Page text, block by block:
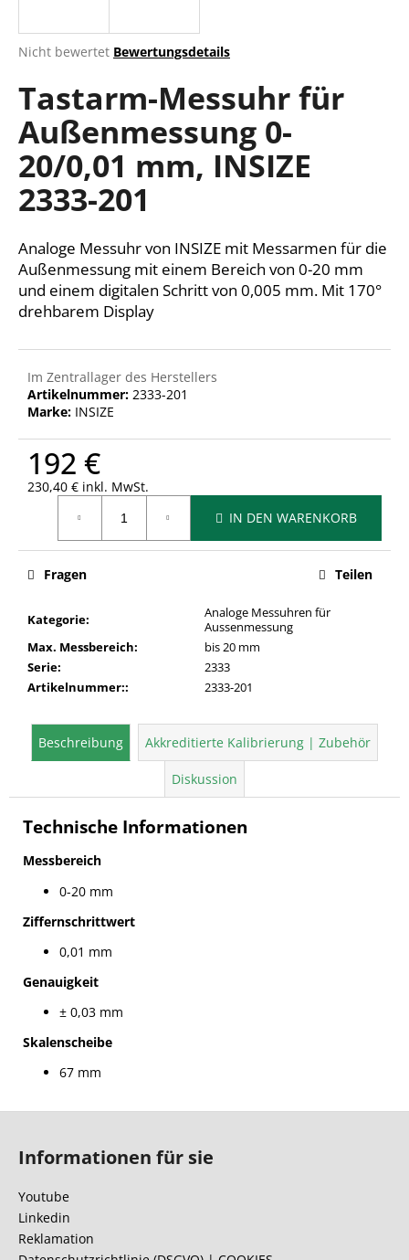
Die
Produktbewertung
0,0
von
5
Sternen.
Nicht bewertet Bewertungsdetails
Tastarm-Messuhr für
Außenmessung 0-
20/0,01 mm, INSIZE
2333-201
Analoge Messuhr von INSIZE mit Messarmen für die
Außenmessung mit einem Bereich von 0-20 mm
und einem digitalen Schritt von 0,005 mm. Mit 170°
drehbarem Display
Im Zentrallager des Herstellers
Artikelnummer: 2333-201
Marke: INSIZE
192 €
230,40 € inkl. MwSt.
IN DEN WARENKORB
Kategorie:
Analoge Messuhren für
Aussenmessung
Max. Messbereich:
bis 20 mm
Serie:
2333
Artikelnummer:: 2333-201
Fragen Teilen
Beschreibung Akkreditierte Kalibrierung | Zubehör
Diskussion
Technische Informationen
Messbereich
0-20 mm
Ziffernschrittwert
0,01 mm
Genauigkeit
± 0,03 mm
Skalenscheibe
67 mm
W
i
r
e
p
f
e
h
e
n
Informationen für sie
Youtube
Linkedin
Reklamation